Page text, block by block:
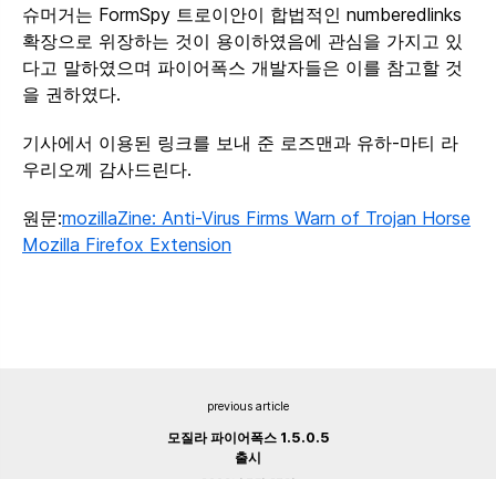
슈머거는 FormSpy 트로이안이 합법적인 numberedlinks
확장으로 위장하는 것이 용이하였음에 관심을 가지고 있
다고 말하였으며 파이어폭스 개발자들은 이를 참고할 것
을 권하였다.
기사에서 이용된 링크를 보내 준 로즈맨과 유하-마티 라
우리오께 감사드린다.
원문:mozillaZine: Anti-Virus Firms Warn of Trojan Horse
Mozilla Firefox Extension
previous article
모질라 파이어폭스 1.5.0.5
출시